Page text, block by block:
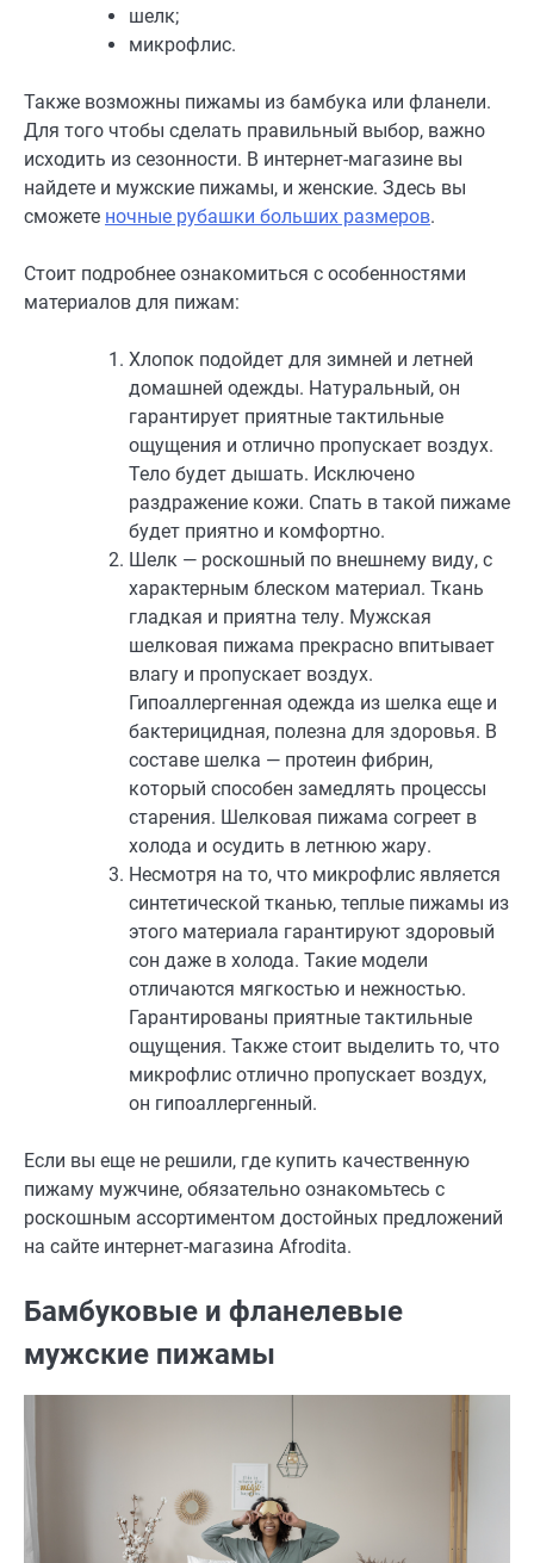
шелк;
микрофлис.
Также возможны пижамы из бамбука или фланели.
Для того чтобы сделать правильный выбор, важно
исходить из сезонности. В интернет-магазине вы
найдете и мужские пижамы, и женские. Здесь вы
сможете ночные рубашки больших размеров.
Стоит подробнее ознакомиться с особенностями
материалов для пижам:
Хлопок подойдет для зимней и летней
домашней одежды. Натуральный, он
гарантирует приятные тактильные
ощущения и отлично пропускает воздух.
Тело будет дышать. Исключено
раздражение кожи. Спать в такой пижаме
будет приятно и комфортно.
Шелк — роскошный по внешнему виду, с
характерным блеском материал. Ткань
гладкая и приятна телу. Мужская
шелковая пижама прекрасно впитывает
влагу и пропускает воздух.
Гипоаллергенная одежда из шелка еще и
бактерицидная, полезна для здоровья. В
составе шелка — протеин фибрин,
который способен замедлять процессы
старения. Шелковая пижама согреет в
холода и осудить в летнюю жару.
Несмотря на то, что микрофлис является
синтетической тканью, теплые пижамы из
этого материала гарантируют здоровый
сон даже в холода. Такие модели
отличаются мягкостью и нежностью.
Гарантированы приятные тактильные
ощущения. Также стоит выделить то, что
микрофлис отлично пропускает воздух,
он гипоаллергенный.
Если вы еще не решили, где купить качественную
пижаму мужчине, обязательно ознакомьтесь с
роскошным ассортиментом достойных предложений
на сайте интернет-магазина Afrodita.
Бамбуковые и фланелевые
мужские пижамы